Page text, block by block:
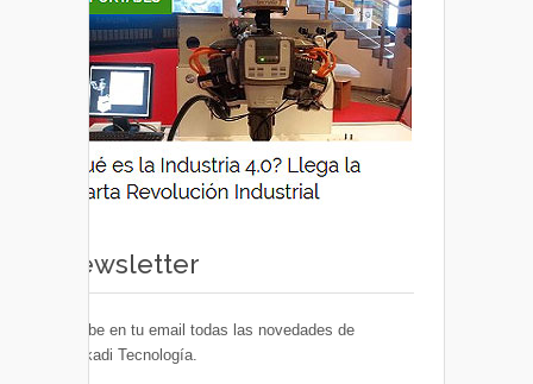
Newsletter
Recibe en tu email todas las novedades de
Euskadi Tecnología.